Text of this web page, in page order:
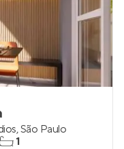
,São Paulo
1